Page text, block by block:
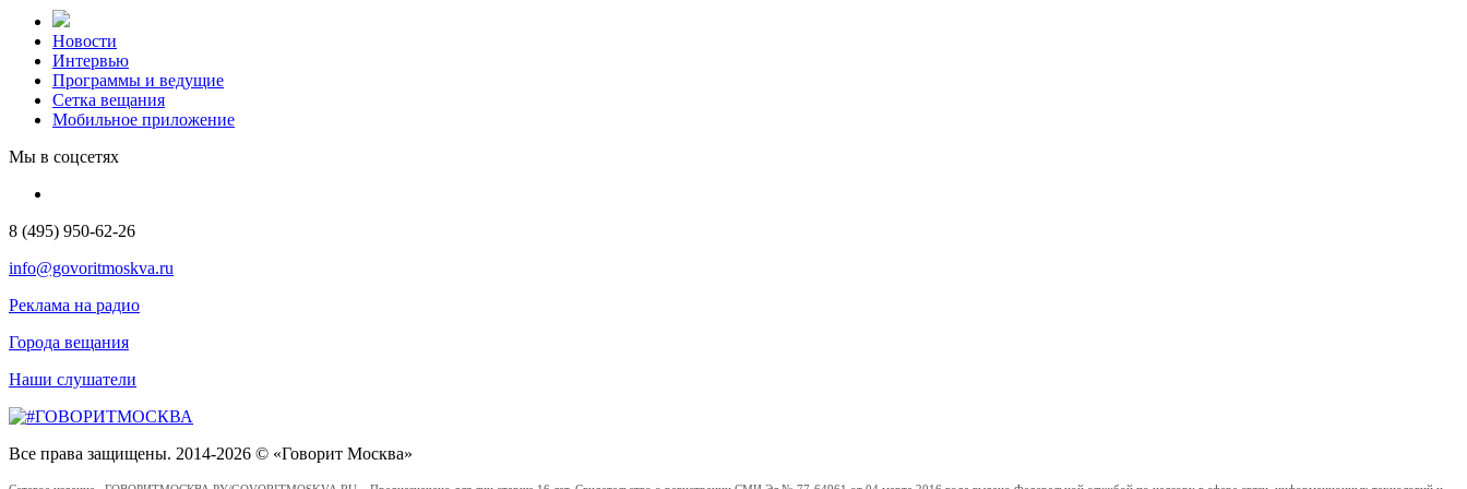
Новости
Интервью
Программы и ведущие
Сетка вещания
Мобильное приложение
Мы в соцсетях
8 (495) 950-62-26
info@govoritmoskva.ru
Реклама на радио
Города вещания
Наши слушатели
Все права защищены. 2014-2026 © «Говорит Москва»